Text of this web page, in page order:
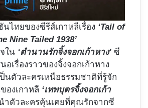
นไทยของซีรีส์เกาหลีเรื่อง ‘Tail of
Nine Tailed 1938’
ใน ‘ตำนานรักจิ้งจอกเก้าหาง’ ซี
เรื่องราวของจิ้งจอกเก้าหาง
นตัวละครเหนือธรรมชาติที่รู้จัก
องเกาหลี ‘เทพบุตรจิ้งจอกเก้า
ำตัวละครคุ้นเคยที่คุณรักจากซี